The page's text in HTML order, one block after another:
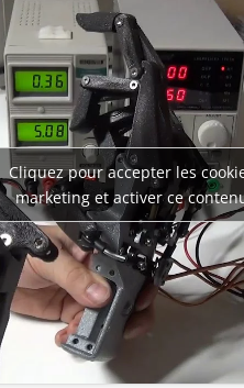
Cliquez pour accepter les
marketing et activer ce